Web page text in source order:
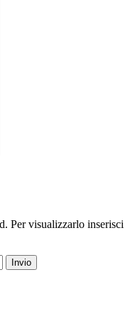
Per visualizzarlo inserisci